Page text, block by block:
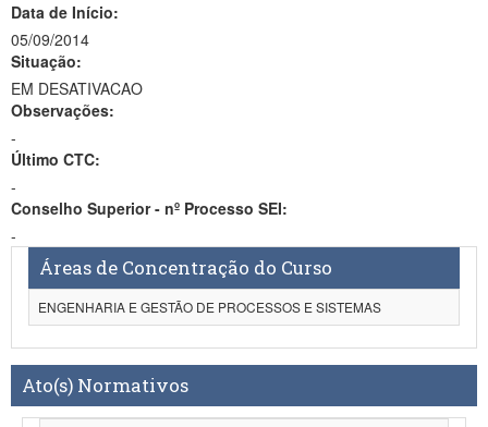
Data de Início:
05/09/2014
Situação:
EM DESATIVACAO
Observações:
-
Último CTC:
-
Conselho Superior - nº Processo SEI:
-
Áreas de Concentração do Curso
ENGENHARIA E GESTÃO DE PROCESSOS E SISTEMAS
Ato(s) Normativos